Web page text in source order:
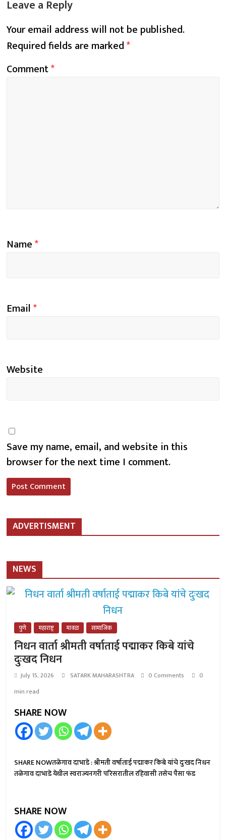
Leave a Reply
Your email address will not be published.
Required fields are marked*
Comment*
Name*
Email*
Website
Save my name, email, and website in this
browser for the next time I comment.
ADVERTISMENT
NEWS
पुणे महाराष्ट्र मावळ सामाजिक
निधन वार्ता श्रीमती वर्षाताई पद्माकर किबे यांचे
दुःखद निधन
July 15, 2026 SATARK MAHARASHTRA 0 Comments
0
min read
SHARE NOW
SHARE NOWतळेगाव दाभाडे : श्रीमती वर्षाताई पद्माकर किबे यांचे दुःखद निधन
तळेगाव दाभाडे येथील स्वराज्यनगरी परिसरातील रहिवासी तसेच पैसा फंड
SHARE NOW